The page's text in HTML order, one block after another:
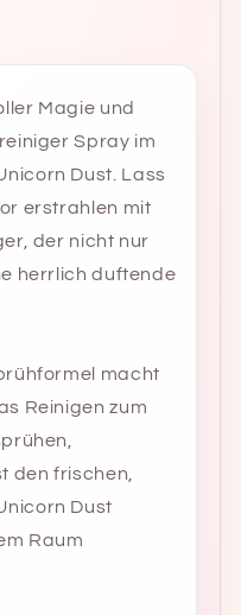
Magie und
Spray im
Dust. Lass
erstrahlen mit
der nicht nur
herrlich duftende
macht
Reinigen zum
den frischen,
Dust
Raum